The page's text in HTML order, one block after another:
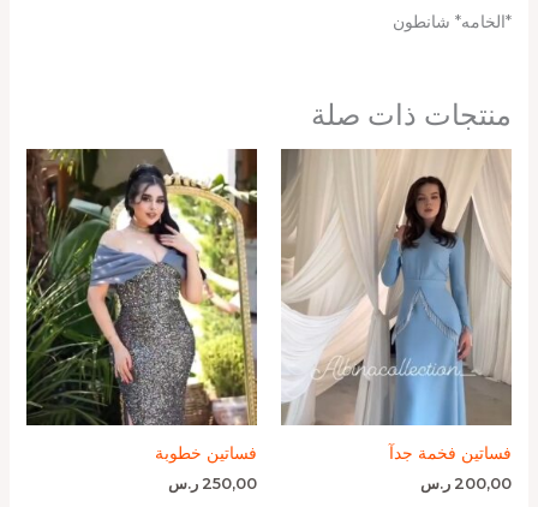
*الخامه* شانطون
منتجات ذات صلة
فساتين فخمة جدآ
200,00 ر.س
فساتين خطوبة
250,00 ر.س